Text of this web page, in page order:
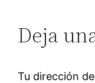
Deja
Tu dirección